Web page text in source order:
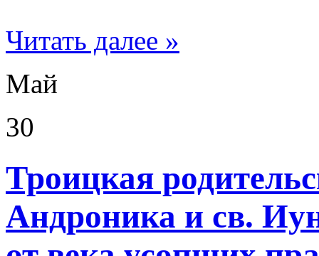
Читать далее »
Май
30
Троицкая
Андроника и св.